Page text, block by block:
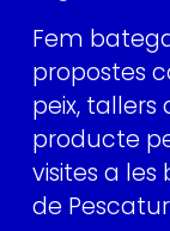
Fem
propostes
peix,
producte
visites a les
de